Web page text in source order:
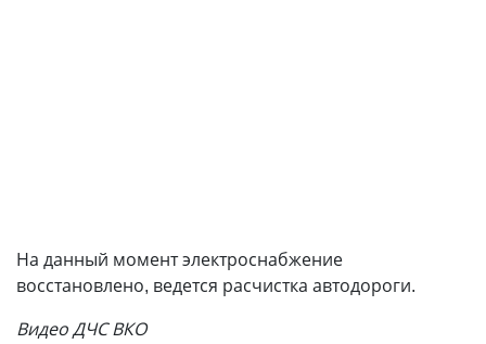
На данный момент электроснабжение
восстановлено, ведется расчистка автодороги.
Видео ДЧС ВКО